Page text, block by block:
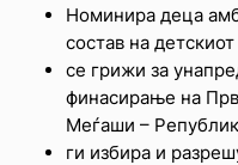
Номинира деца
состав на
се грижи за
финасирање на
Меѓаши –
ги избира и